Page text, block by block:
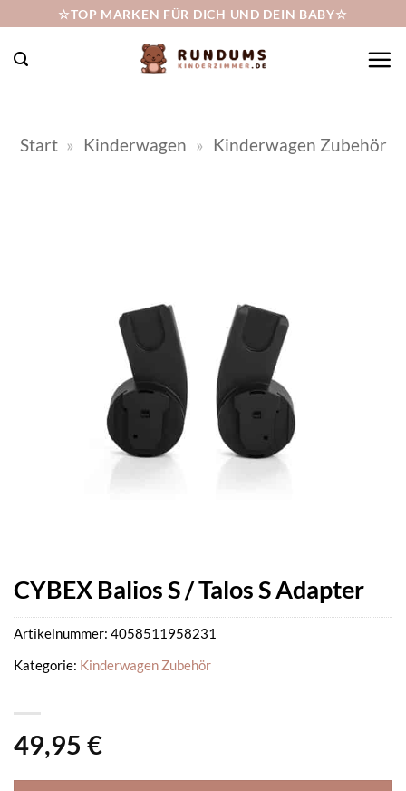
springen
☆TOP MARKEN FÜR DICH UND DEIN BABY☆
Start » Kinderwagen » Kinderwagen Zubehör
CYBEX Balios S / Talos S Adapter
49,95 €
Artikelnummer: 4058511958231
Kategorie: Kinderwagen Zubehör